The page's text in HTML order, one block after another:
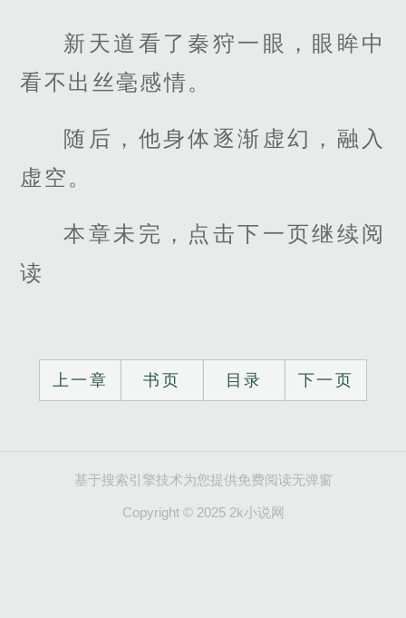
新天道看了秦狩一眼，眼眸中
看不出丝毫感情。
随后，他身体逐渐虚幻，融入
虚空。
本章未完，点击下一页继续阅
读
上一章 书页 目录 下一页
基于搜索引擎技术为您提供免费阅读无弹窗
Copyright © 2025 2k小说网